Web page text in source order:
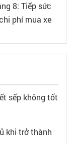
8: Tiếp sức
phí mua xe
sếp không tốt
khi trở thành